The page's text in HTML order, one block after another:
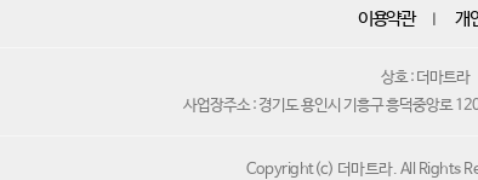
이용약관 개
상호 : 더마트라
사업장주소 : 경기도 용인시 기흥구 흥덕중앙로
Copyright(c) 더마트라. All Rights